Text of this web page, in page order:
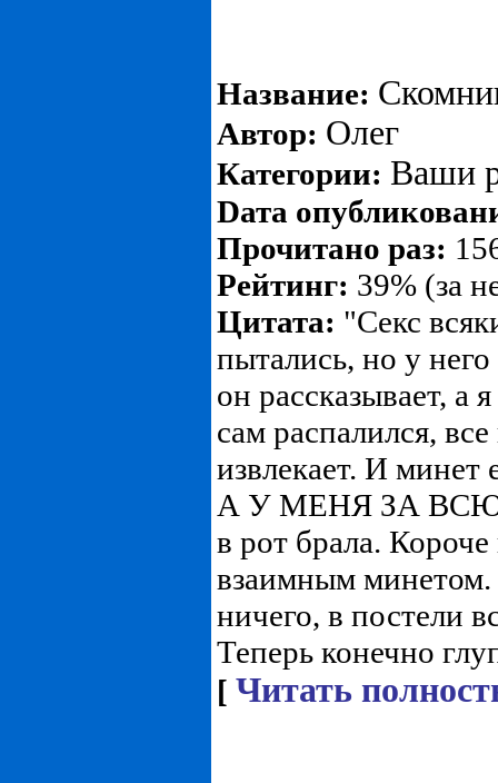
Название:
Автор: Олег
Категории: Ваши
Dата
Прочитано раз:
Рейтинг: 39% (за
Цитата: "Секс
пытались, но у
он рассказывает, а
сам распалился,
извлекает. И минет
А У МЕНЯ ЗА ВСЮ
в рот брала.
взаимным минетом.
ничего, в постели
Теперь конечно
[ Читать